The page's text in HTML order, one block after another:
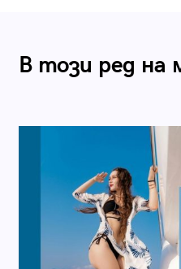
В този ред на